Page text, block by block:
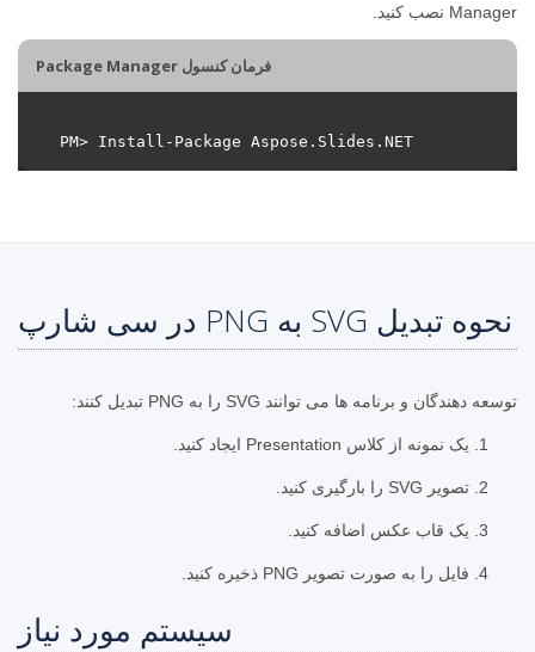
Manager نصب کنید.
فرمان کنسول Package Manager
نحوه تبدیل SVG به PNG در سی شارپ
توسعه دهندگان و برنامه ها می توانند SVG را به PNG تبدیل کنند:
یک نمونه از کلاس Presentation ایجاد کنید.
تصویر SVG را بارگیری کنید.
یک قاب عکس اضافه کنید.
فایل را به صورت تصویر PNG ذخیره کنید.
سیستم مورد نیاز